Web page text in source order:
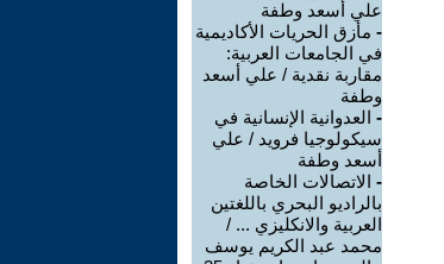
علي أسعد وطفة
- مأزق الحريات الأكاديمية
في الجامعات العربية:
مقاربة نقدية / علي أسعد
وطفة
- العدوانية الإنسانية في
سيكولوجيا فرويد / علي
أسعد وطفة
- الاتصالات الخاصة
بالراديو البحري باللغتين
العربية والانكليزي ... /
محمد عبد الكريم يوسف